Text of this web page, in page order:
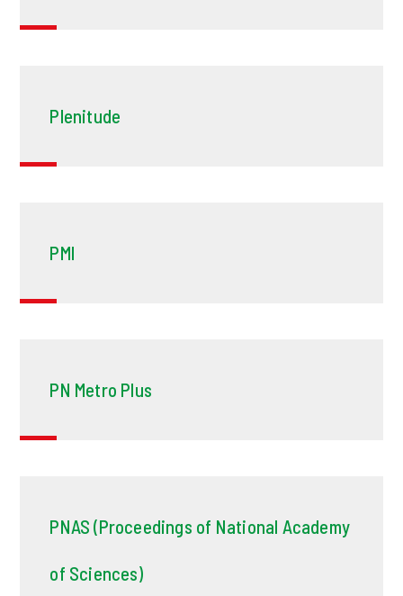
Plenitude
PMI
PN Metro Plus
PNAS (Proceedings of National Academy
of Sciences)